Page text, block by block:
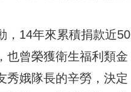
，14年來累積捐款近50
也曾榮獲衛生福利類金
秀娥隊長的辛勞，決定